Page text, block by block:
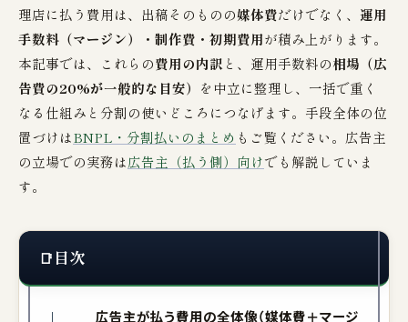
理店に払う費用は、出稿そのものの媒体費だけでなく、 運用
手数料（マージン）・制作費・初期費用が積み上がります。
本記事では、これらの費用の内訳 と、運用手数料の相場（広
告費の20%が一般的な目安） を中立に整理し、一括で重く
なる仕組みと分割の使いどころにつなげます。手段全体の位
置づけはBNPL・分割払いのまとめ もご覧ください。広告主
の立場での実務は広告主（払う側）向けでも解説していま
す。
目次
広告主が払う費用の全体像（媒体費＋マージ